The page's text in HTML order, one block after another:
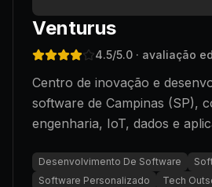
Venturus
4.5/5.0 · avaliação
Centro de inovação e
software de Campinas (SP),
engenharia, IoT, dados e
Desenvolvimento De Software
Software Personalizado
Tech